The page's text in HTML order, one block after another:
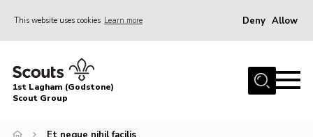
This website uses cookies Learn more Deny Allow
Home
About Us
1st Lagham (Godstone)
Scout Group
Et neque nihil facilis